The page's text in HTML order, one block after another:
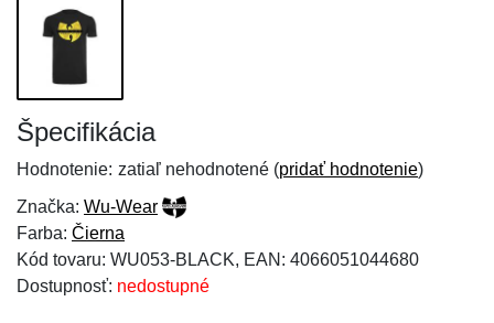
Špecifikácia
Hodnotenie: zatiaľ nehodnotené (pridať hodnotenie)
Značka: Wu-Wear
Farba: Čierna
Kód tovaru: WU053-BLACK, EAN: 4066051044680
Dostupnosť: nedostupné